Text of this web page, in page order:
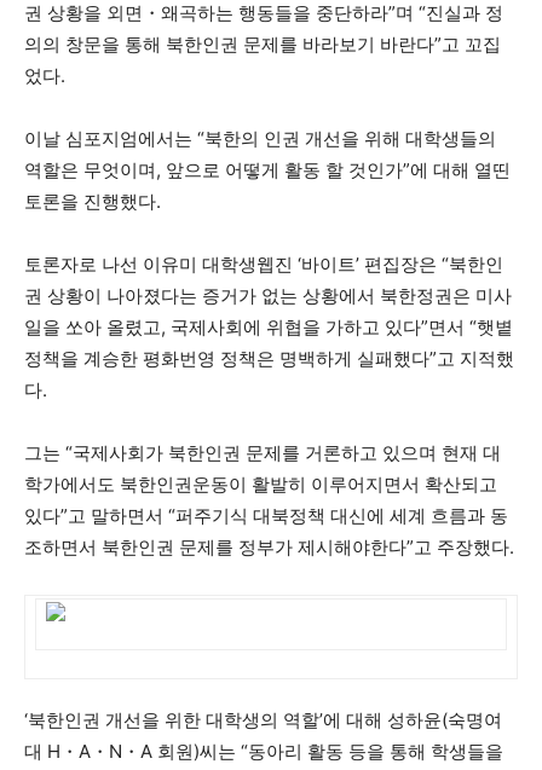
권 상황을 외면・왜곡하는 행동들을 중단하라”며 “진실과 정
의의 창문을 통해 북한인권 문제를 바라보기 바란다”고 꼬집
었다.
이날 심포지엄에서는 “북한의 인권 개선을 위해 대학생들의
역할은 무엇이며, 앞으로 어떻게 활동 할 것인가”에 대해 열띤
토론을 진행했다.
토론자로 나선 이유미 대학생웹진 ‘바이트’ 편집장은 “북한인
권 상황이 나아졌다는 증거가 없는 상황에서 북한정권은 미사
일을 쏘아 올렸고, 국제사회에 위협을 가하고 있다”면서 “햇볕
정책을 계승한 평화번영 정책은 명백하게 실패했다”고 지적했
다.
그는 “국제사회가 북한인권 문제를 거론하고 있으며 현재 대
학가에서도 북한인권운동이 활발히 이루어지면서 확산되고
있다”고 말하면서 “퍼주기식 대북정책 대신에 세계 흐름과 동
조하면서 북한인권 문제를 정부가 제시해야한다”고 주장했다.
‘북한인권 개선을 위한 대학생의 역할’에 대해 성하윤(숙명여
대 H・A・N・A 회원)씨는 “동아리 활동 등을 통해 학생들을